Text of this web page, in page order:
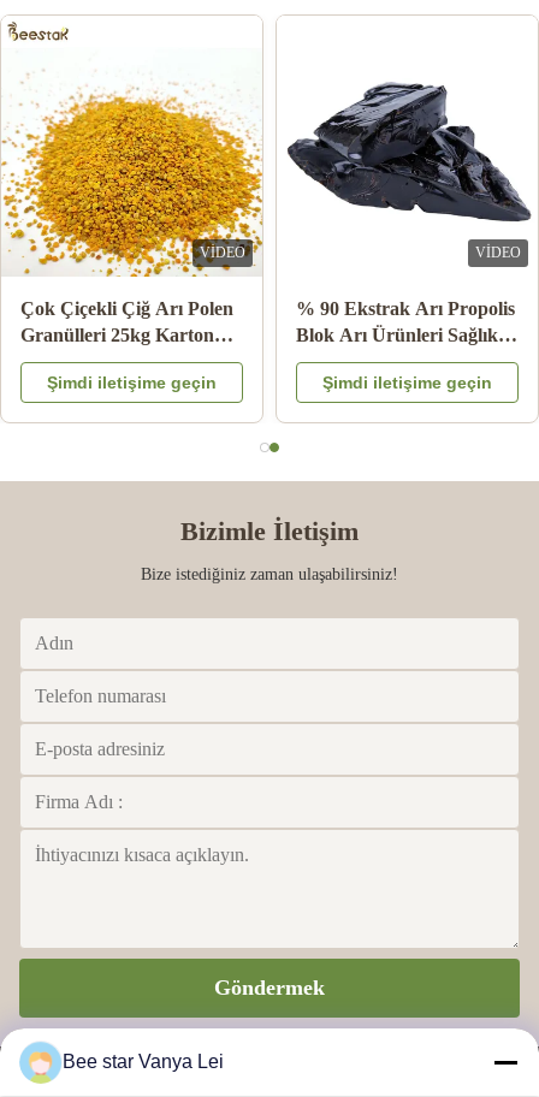
VIDEO
Toptan Satış Doğal Arı
Balı Sidr Balı Çin'den
100% Doğal Arı Ürünleri
Şimdi iletişime geçin
VIDEO
10-HDA % 2 Organik
Taze Kraliyet Jelly Doğal
Temiz Gıda Sınıfı
Şimdi iletişime geçin
Bizimle İletişim
Bize istediğiniz zaman ulaşabilirsiniz!
Göndermek
Bee star Vanya Lei